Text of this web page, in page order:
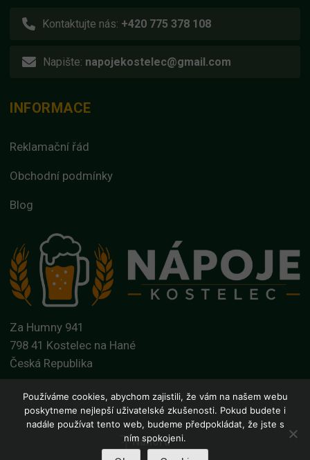
Kontaktujte nás: +420 775 378 108
Napište: napojekostelec@gmail.com
INFORMACE
Reklamační řád
Obchodní podmínky
Blog
Za Humny 941
798 41 Kostelec na Hané
Česká Republika
Nahoru
Používáme cookies, abychom zajistili, že vám na našem webu
poskytneme nejlepší uživatelské zkušenosti. Pokud budete i
nadále používat tento web, budeme předpokládat, že jste s
ním spokojeni.